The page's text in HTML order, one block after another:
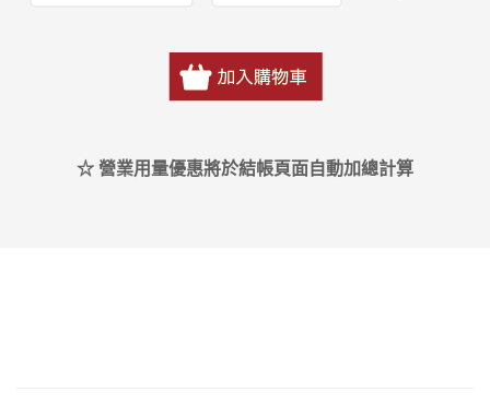
☆ 營業用量優惠將於結帳頁面自動加總計算